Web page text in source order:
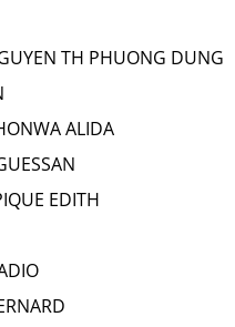
TH PHUONG DUNG
ALIDA
EDITH